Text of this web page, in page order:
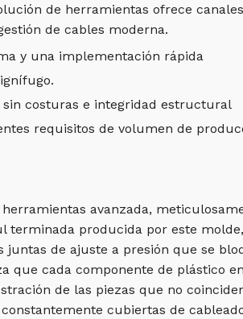
de herramientas ofrece
de cables moderna.
y una implementación rápida
sin costuras e integridad estructural
requisitos de volumen de
avanzada,
terminada producida por este
de ajuste a presión que se
cada componente de plástico
de las piezas que no
cubiertas de